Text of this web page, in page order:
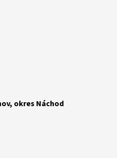
okres Náchod